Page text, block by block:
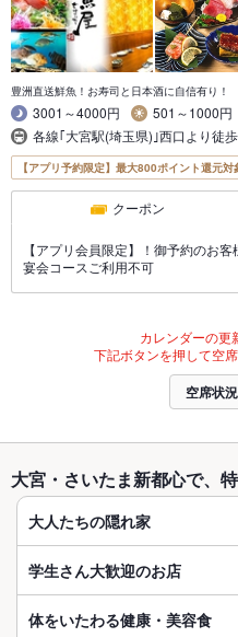
豊洲直送鮮魚！お寿司と日本酒に自信有り！
3001～4000円
501～1000円
各線｢大宮駅(埼玉県)｣西口より徒
【アプリ予約限定】最大800ポイント還元対
クーポン
【アプリ会員限定】！御予約のお
宴会コースご利用不可
カレンダーの更
下記ボタンを押して空
空席状
大宮・さいたま新都心で、
大人たちの隠れ家
学生さん大歓迎のお店
体をいたわる健康・美容食